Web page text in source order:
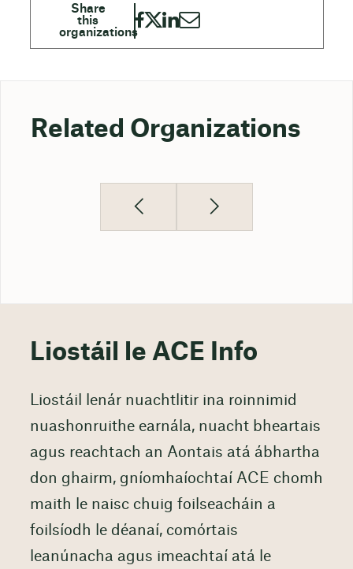
Related Organizations
Liostáil le ACE Info
Liostáil lenár nuachtlitir ina roinnimid
nuashonruithe earnála, nuacht bheartais
agus reachtach an Aontais atá ábhartha
don ghairm, gníomhaíochtaí ACE chomh
maith le naisc chuig foilseacháin a
foilsíodh le déanaí, comórtais
leanúnacha agus imeachtaí atá le